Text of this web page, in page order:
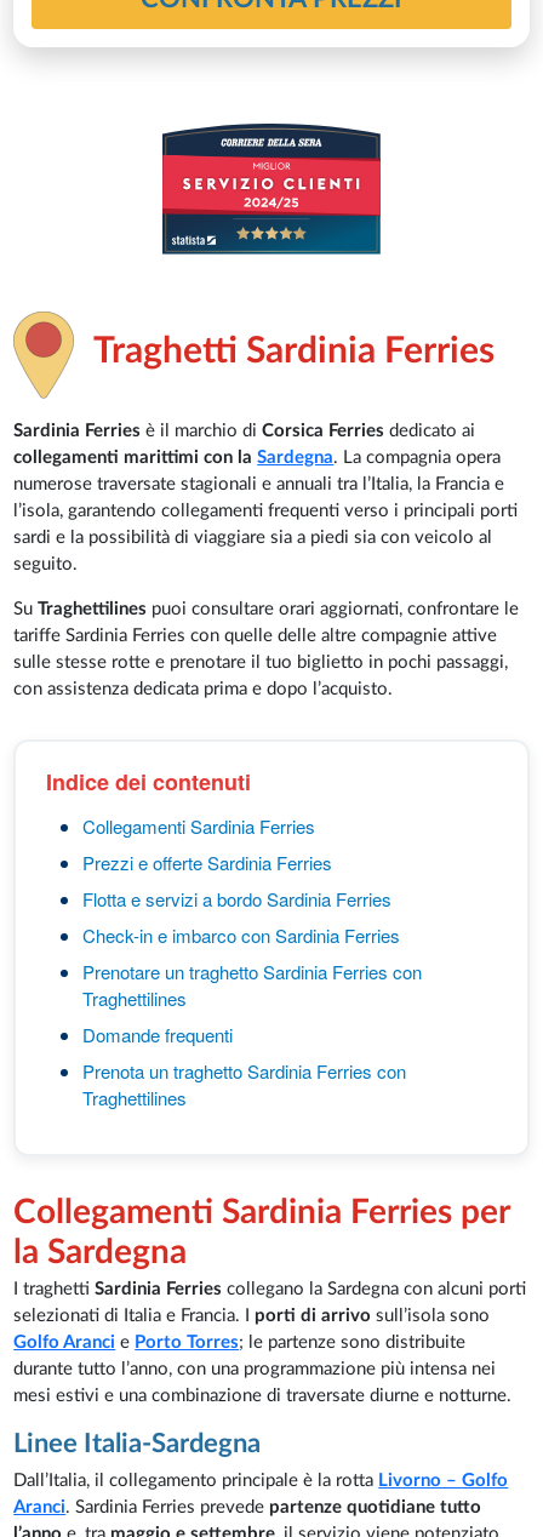
Traghetti Sardinia Ferries
Sardinia Ferries è il marchio diCorsica Ferries dedicato ai
collegamenti marittimi con laSardegna. La compagnia opera
numerose traversate stagionali e annuali tra l’Italia, la Francia e
l’isola, garantendo collegamenti frequenti verso i principali porti
sardi e la possibilità di viaggiare sia a piedi sia con veicolo al
seguito.
SuTraghettilines puoi consultare orari aggiornati, confrontare le
tariffe Sardinia Ferries con quelle delle altre compagnie attive
sulle stesse rotte e prenotare il tuo biglietto in pochi passaggi,
con assistenza dedicata prima e dopo l’acquisto.
Indice dei contenuti
Collegamenti Sardinia Ferries
Prezzi e offerte Sardinia Ferries
Flotta e servizi a bordo Sardinia Ferries
Check-in e imbarco con Sardinia Ferries
Prenotare un traghetto Sardinia Ferries con
Traghettilines
Domande frequenti
Prenota un traghetto Sardinia Ferries con
Traghettilines
Collegamenti Sardinia Ferries per
la Sardegna
I traghettiSardinia Ferries collegano la Sardegna con alcuni porti
selezionati di Italia e Francia. I porti di arrivo sull’isola sono
Golfo Aranci e Porto Torres; le partenze sono distribuite
durante tutto l’anno, con una programmazione più intensa nei
mesi estivi e una combinazione di traversate diurne e notturne.
Linee Italia-Sardegna
Dall’Italia, il collegamento principale è la rotta Livorno – Golfo
Aranci. Sardinia Ferries prevede partenze quotidiane tutto